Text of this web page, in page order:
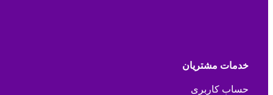
خدمات مشتریان
حساب کاربری